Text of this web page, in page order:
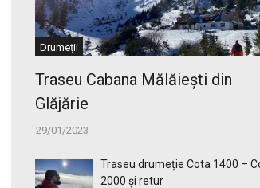
Drumeții
Traseu Cabana Mălăiești din
Glăjărie
29/01/2023
Traseu drumeție Cota 1400 –
2000 și retur